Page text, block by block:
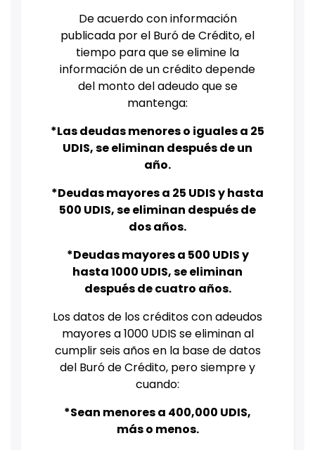
De acuerdo con información
publicada por el Buró de Crédito, el
tiempo para que se elimine la
información de un crédito depende
del monto del adeudo que se
mantenga:
*Las deudas menores o iguales a 25
UDIS, se eliminan después de un
año.
*Deudas mayores a 25 UDIS y hasta
500 UDIS, se eliminan después de
dos años.
*Deudas mayores a 500 UDIS y
hasta 1000 UDIS, se eliminan
después de cuatro años.
Los datos de los créditos con adeudos
mayores a 1000 UDIS se eliminan al
cumplir seis años en la base de datos
del Buró de Crédito, pero siempre y
cuando:
*Sean menores a 400,000 UDIS,
más o menos.